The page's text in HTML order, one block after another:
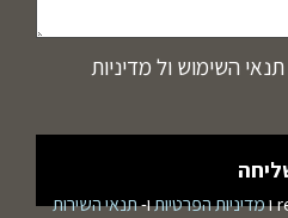
תנאי השימוש ול מדיניות
מדיניות הפרטיותו-תנאי השירות